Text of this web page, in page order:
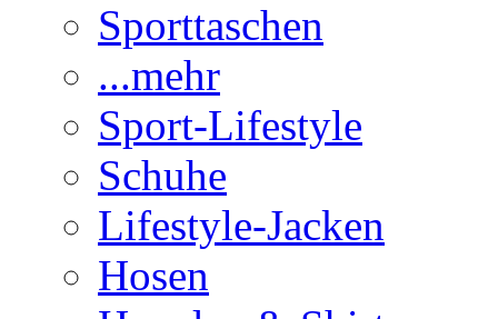
Sporttaschen
...mehr
Sport-Lifestyle
Schuhe
Lifestyle-Jacken
Hosen